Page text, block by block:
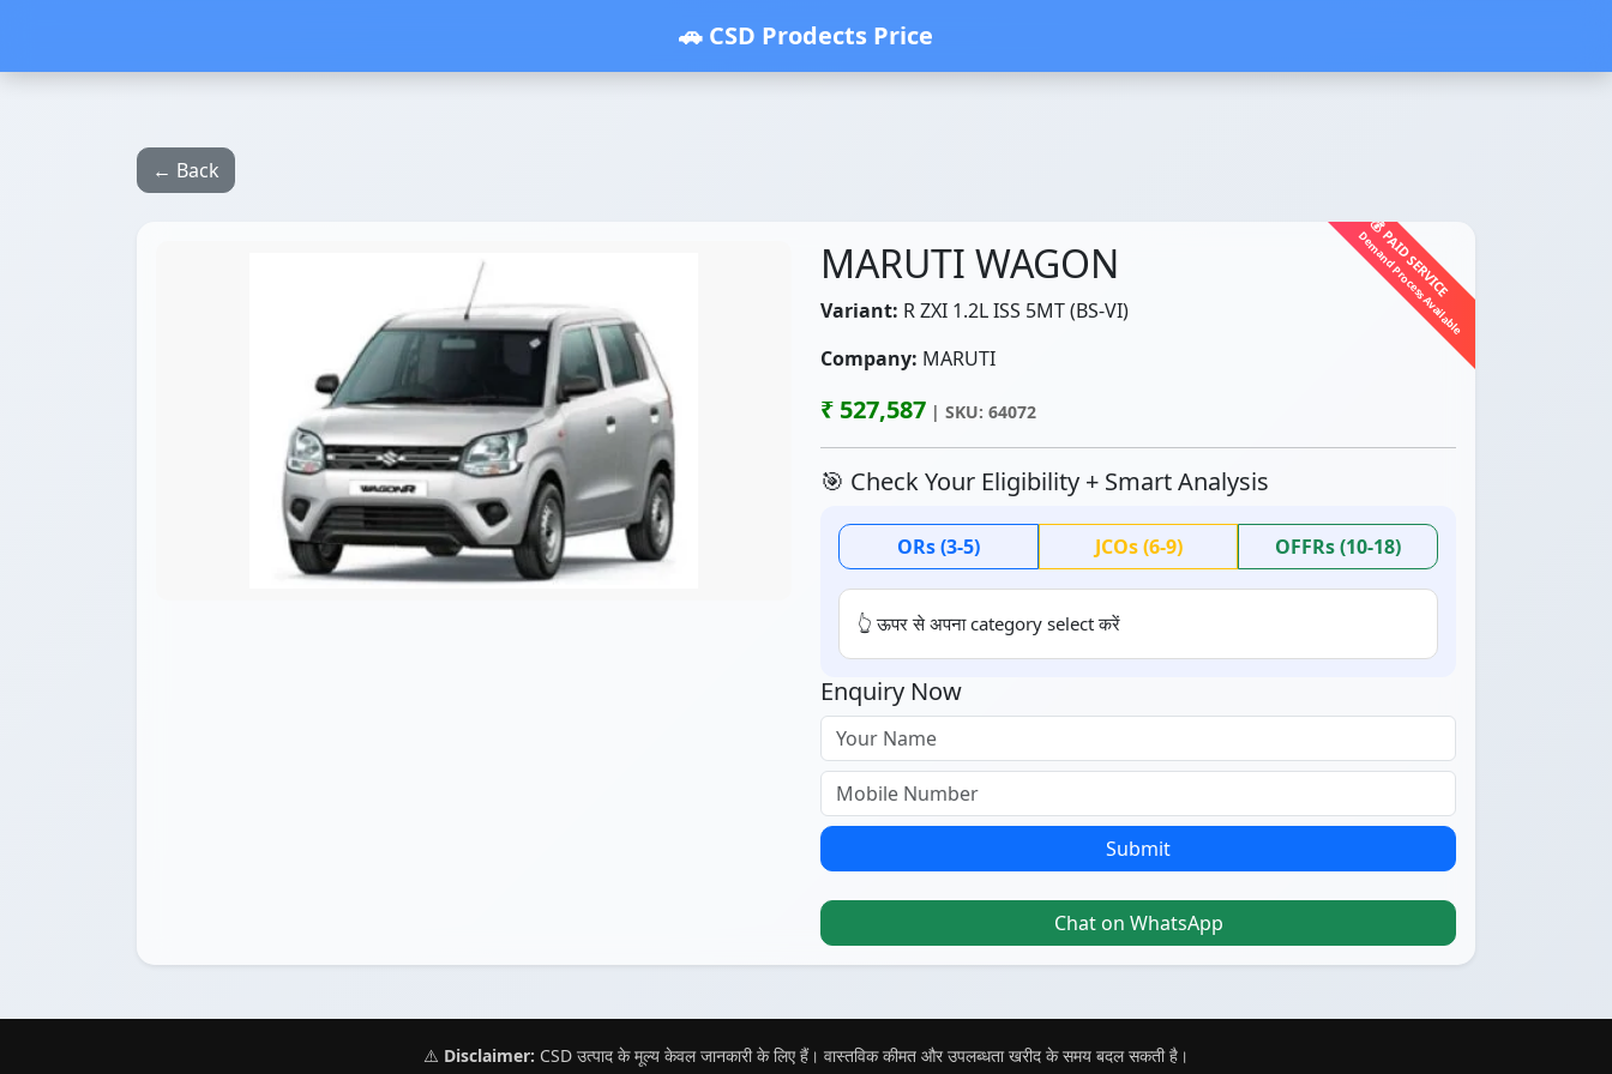
🚗 CSD Prodects Price
← Back
💰 PAID SERVICE
Demand Process Available
MARUTI WAGON
Variant: R ZXI 1.2L ISS 5MT (BS-VI)
Company: MARUTI
₹ 527,587 | SKU: 64072
🎯 Check Your Eligibility + Smart Analysis
ORs (3-5) JCOs (6-9) OFFRs (10-18)
👆 ऊपर से अपना category select करें
Enquiry Now
Submit
Chat on WhatsApp
⚠️ Disclaimer: CSD उत्पाद के मूल्य केवल जानकारी के लिए हैं। वास्तविक कीमत और उपलब्धता खरीद के समय बदल सकती है।